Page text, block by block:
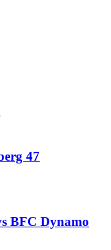
47
BFC Dynamo